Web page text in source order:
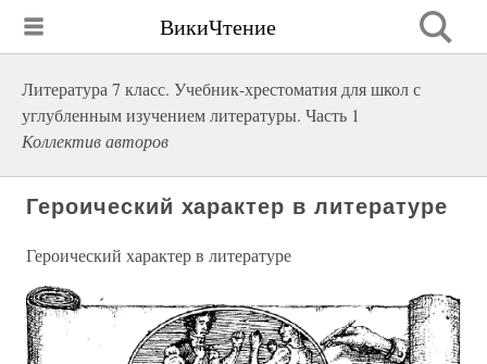
ВикиЧтение
Литература 7 класс. Учебник-хрестоматия для школ с
углубленным изучением литературы. Часть 1
Коллектив авторов
Героический характер в литературе
Героический характер в литературе